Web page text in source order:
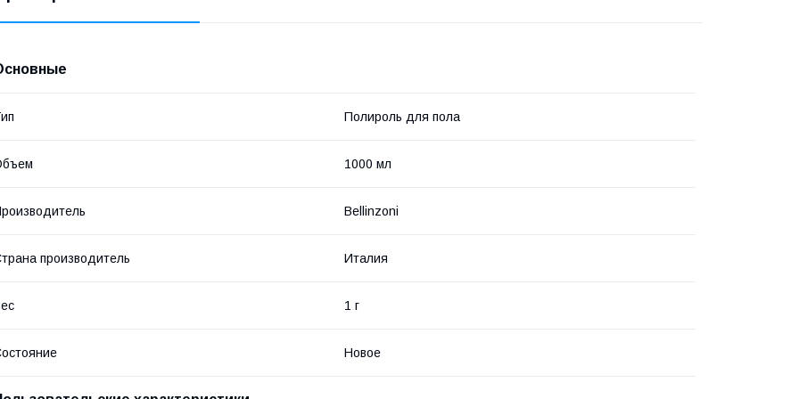
Полироль для пола
1000 мл
Bellinzoni
производитель Италия
1 г
Новое